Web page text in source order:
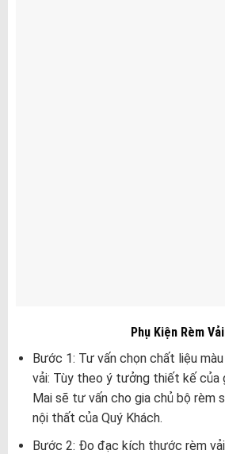
Phụ Kiện Rèm Vải
Bước 1: Tư vấn chọn chất liệu
vải: Tùy theo ý tưởng thiết kế của
Mai sẽ tư vấn cho gia chủ bộ rèm
nội thất của Quý Khách.
Bước 2: Đo đạc kích thước rèm